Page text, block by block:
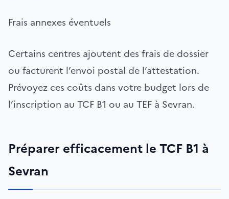
Frais annexes éventuels
Certains centres ajoutent des frais de dossier
ou facturent l’envoi postal de l’attestation.
Prévoyez ces coûts dans votre budget lors de
l’inscription au TCF B1 ou au TEF à Sevran.
Préparer efficacement le TCF B1 à
Sevran